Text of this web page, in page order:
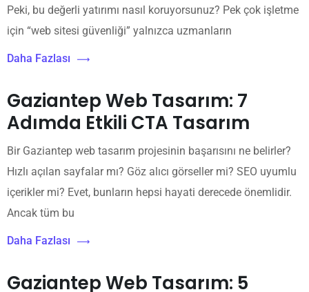
Peki, bu değerli yatırımı nasıl koruyorsunuz? Pek çok işletme
için “web sitesi güvenliği” yalnızca uzmanların
Daha Fazlası
Gaziantep Web Tasarım: 7
Adımda Etkili CTA Tasarım
Bir Gaziantep web tasarım projesinin başarısını ne belirler?
Hızlı açılan sayfalar mı? Göz alıcı görseller mi? SEO uyumlu
içerikler mi? Evet, bunların hepsi hayati derecede önemlidir.
Ancak tüm bu
Daha Fazlası
Gaziantep Web Tasarım: 5